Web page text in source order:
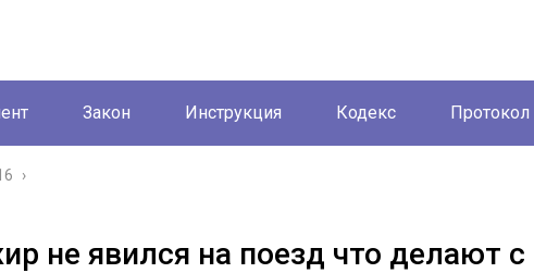
Закон Инструкция Кодекс Протокол
›
не явился на поезд что делают с